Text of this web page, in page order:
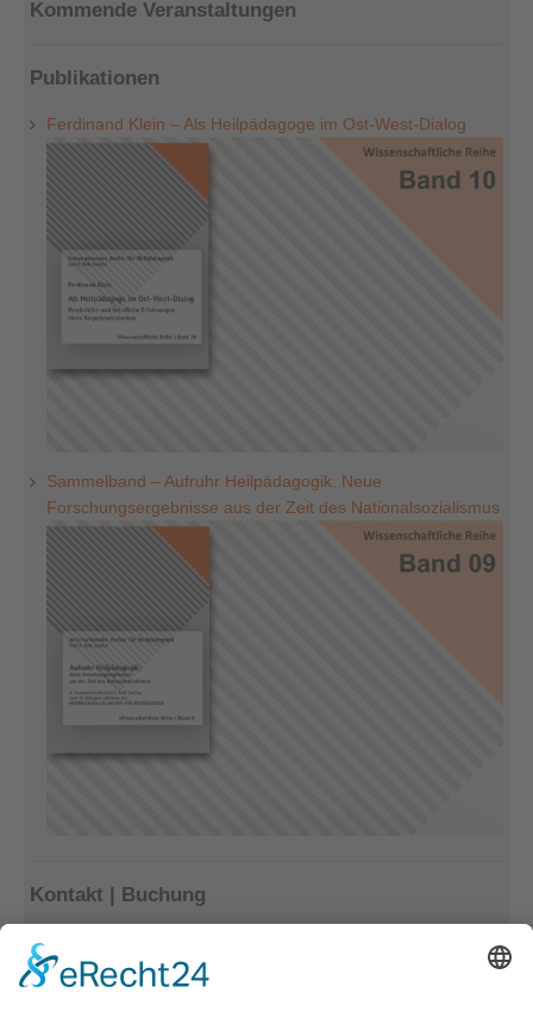
Kommende Veranstaltungen
Publikationen
Ferdinand Klein – Als Heilpädagoge im Ost-West-Dialog
Sammelband – Aufruhr Heilpädagogik. Neue
Forschungsergebnisse aus der Zeit des Nationalsozialismus
Kontakt | Buchung
Tel.: 033477–548940
info@archiv-heilpaedagogik.de